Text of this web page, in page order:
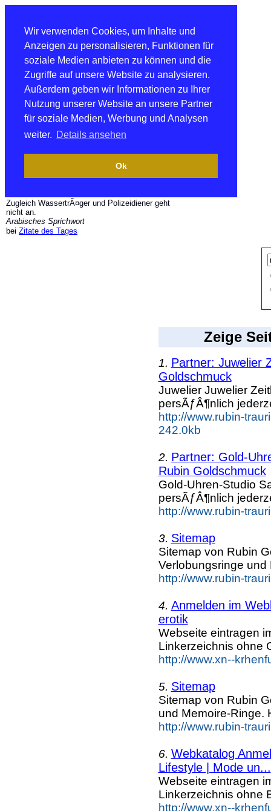
Wir verwenden Cookies, um Inhalte und
Anzeigen zu personalisieren, Funktionen für
soziale Medien anbieten zu können und die
Zugriffe auf unsere Website zu analysieren.
Außerdem geben wir Informationen zu Ihrer
Nutzung unserer Website an unsere Partner
für soziale Medien, Werbung und Analysen
weiter. Details ansehen
Ok
Zugleich WassertrÃ¤ger und Polizeidiener geht
nicht an.
Arabisches Sprichwort
bei Zitate des Tages
Zeige
1. Partner: Juwelier
Goldschmuck
Juwelier Juwelier
persÃƒÂ¶nlich
http://www.rubin-
242.0kb
2. Partner: Gold-
Rubin Goldschmuck
Gold-Uhren-Studio
persÃƒÂ¶nlich
http://www.rubin-
3. Sitemap
Sitemap von Rubin
Verlobungsringe und
http://www.rubin-
4. Anmelden im
erotik
Webseite eintragen
Linkerzeichnis ohne
http://www.xn--
5. Sitemap
Sitemap von Rubin
und Memoire-Ringe.
http://www.rubin-
6. Webkatalog
Lifestyle | Mode un...
Webseite eintragen
Linkerzeichnis ohne
http://www.xn--